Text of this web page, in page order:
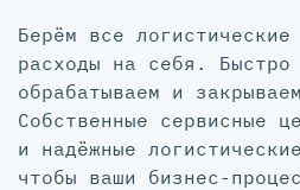
Берём все
расходы на себя. Быстро
обрабатываем и
Собственные сервисные
и надёжные
чтобы ваши бизнес-